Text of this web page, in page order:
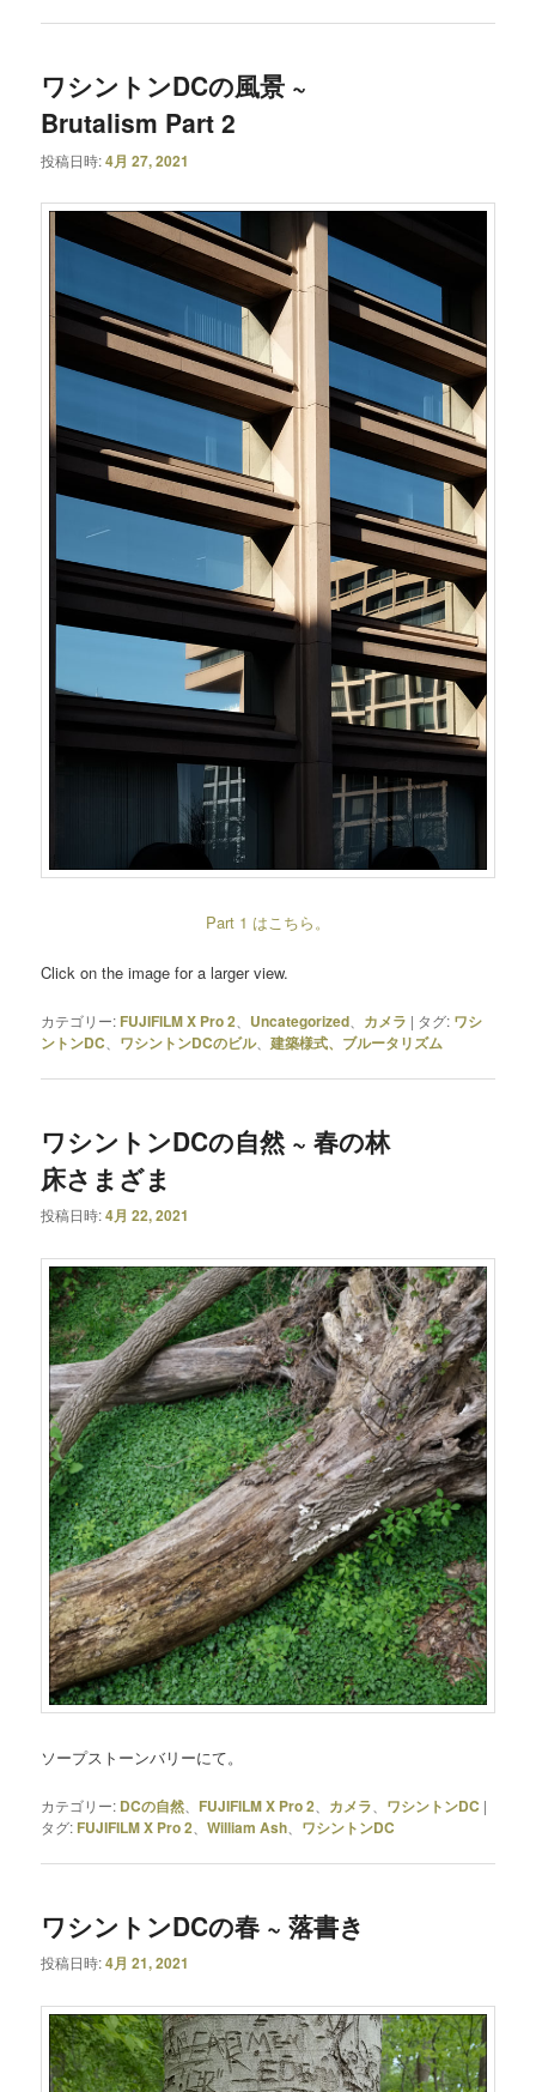
ワシントンDCの風景 ~
Brutalism Part 2
投稿日時:4月 27, 2021
Part 1 はこちら。
Click on the image for a larger view.
カテゴリー: FUJIFILM X Pro 2 Uncategorized カメラ | タグ: ワシ
ントンDC
ワシントンDCのビル、建築様式、ブルータリズム
ワシントンDCの自然 ~ 春の林
床さまざま
投稿日時:4月 22, 2021
ソープストーンバリーにて。
カテゴリー: DCの自然 FUJIFILM X Pro 2 カメラ ワシントンDC |
タグ: FUJIFILM X Pro 2 、William Ash ワシントンDC
ワシントンDCの春 ~ 落書き
投稿日時:4月 21, 2021